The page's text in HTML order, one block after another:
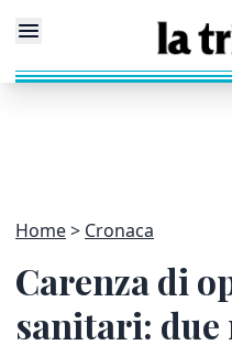
Home Cronaca
Carenza di
sanitari: due